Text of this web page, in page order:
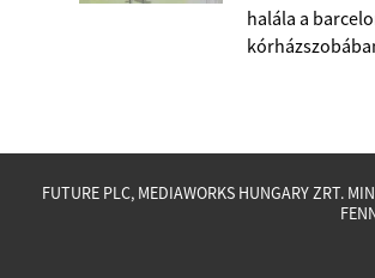
halála a
FUTURE PLC, MEDIAWORKS HUNGARY ZRT.